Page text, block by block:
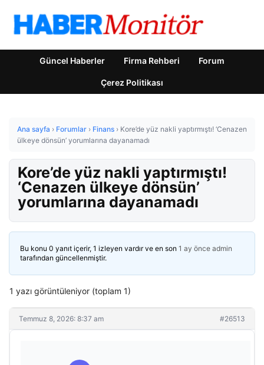
Güncel Haberler Firma Rehberi Forum
Çerez Politikası
Ana sayfa › Forumlar › Finans › Kore’de yüz nakli yaptırmıştı! ‘Cenazen
ülkeye dönsün’ yorumlarına dayanamadı
Kore’de yüz nakli yaptırmıştı!
‘Cenazen ülkeye dönsün’
yorumlarına dayanamadı
Bu konu 0 yanıt içerir, 1 izleyen vardır ve en son 1 ay önce admin
tarafından güncellenmiştir.
1 yazı görüntüleniyor (toplam 1)
Temmuz 8, 2026: 8:37 am #26513